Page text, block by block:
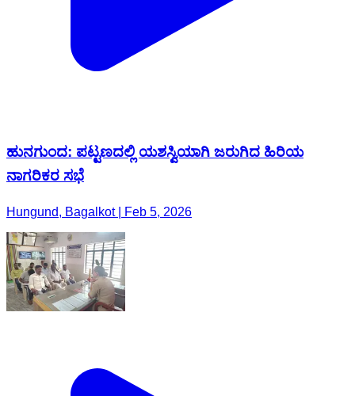
ಹುನಗುಂದ: ಪಟ್ಟಣದಲ್ಲಿ ಯಶಸ್ವಿಯಾಗಿ ಜರುಗಿದ ಹಿರಿಯ
ನಾಗರಿಕರ ಸಭೆ
Hungund, Bagalkot | Feb 5, 2026